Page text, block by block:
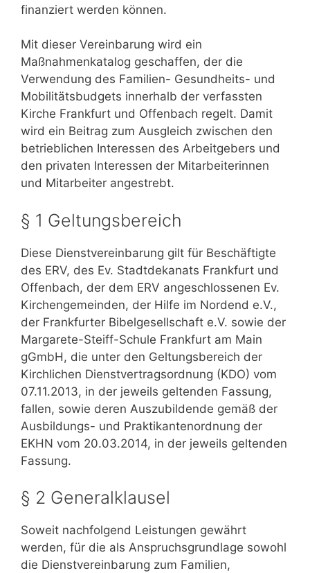
finanziert werden können.
Mit dieser Vereinbarung wird ein
Maßnahmenkatalog geschaffen, der die
Verwendung des Familien- Gesundheits- und
Mobilitätsbudgets innerhalb der verfassten
Kirche Frankfurt und Offenbach regelt. Damit
wird ein Beitrag zum Ausgleich zwischen den
betrieblichen Interessen des Arbeitgebers und
den privaten Interessen der Mitarbeiterinnen
und Mitarbeiter angestrebt.
§ 1 Geltungsbereich
Diese Dienstvereinbarung gilt für Beschäftigte
des ERV, des Ev. Stadtdekanats Frankfurt und
Offenbach, der dem ERV angeschlossenen Ev.
Kirchengemeinden, der Hilfe im Nordend e.V.,
der Frankfurter Bibelgesellschaft e.V. sowie der
Margarete-Steiff-Schule Frankfurt am Main
gGmbH, die unter den Geltungsbereich der
Kirchlichen Dienstvertragsordnung (KDO) vom
07.11.2013, in der jeweils geltenden Fassung,
fallen, sowie deren Auszubildende gemäß der
Ausbildungs- und Praktikantenordnung der
EKHN vom 20.03.2014, in der jeweils geltenden
Fassung.
§ 2 Generalklausel
Soweit nachfolgend Leistungen gewährt
werden, für die als Anspruchsgrundlage sowohl
die Dienstvereinbarung zum Familien,